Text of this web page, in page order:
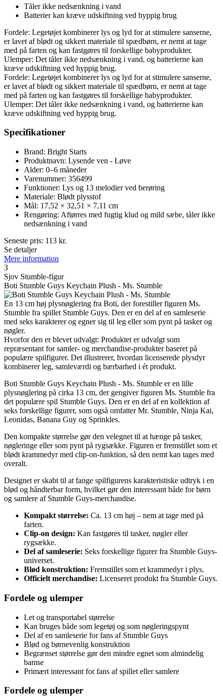
Tåler ikke nedsænkning i vand
Batterier kan kræve udskiftning ved hyppig brug
Fordele: Legetøjet kombinerer lys og lyd for at stimulere sanserne,
er lavet af blødt og sikkert materiale til spædbørn, er nemt at tage
med på farten og kan fastgøres til forskellige babyprodukter.
Ulemper: Det tåler ikke nedsænkning i vand, og batterierne kan
kræve udskiftning ved hyppig brug.
Fordele: Legetøjet kombinerer lys og lyd for at stimulere sanserne,
er lavet af blødt og sikkert materiale til spædbørn, er nemt at tage
med på farten og kan fastgøres til forskellige babyprodukter.
Ulemper: Det tåler ikke nedsænkning i vand, og batterierne kan
kræve udskiftning ved hyppig brug.
Specifikationer
Brand: Bright Starts
Produktnavn: Lysende ven - Løve
Alder: 0–6 måneder
Varenummer: 356499
Funktioner: Lys og 13 melodier ved berøring
Materiale: Blødt plysstof
Mål: 17,52 × 32,51 × 7,11 cm
Rengøring: Aftørres med fugtig klud og mild sæbe, tåler ikke
nedsænkning i vand
Seneste pris: 113 kr.
Se detaljer
Mere information
3
Sjov Stumble-figur
Boti Stumble Guys Keychain Plush - Ms. Stumble
En 13 cm høj plysnøglering fra Boti, der forestiller figuren Ms.
Stumble fra spillet Stumble Guys. Den er en del af en samleserie
med seks karakterer og egner sig til leg eller som pynt på tasker og
nøgler.
Hvorfor den er blevet udvalgt: Produktet er udvalgt som
repræsentant for samler- og merchandise-produkter baseret på
populære spilfigurer. Det illustrerer, hvordan licenserede plysdyr
kombinerer leg, samleværdi og bærbarhed i ét produkt.
Boti Stumble Guys Keychain Plush - Ms. Stumble er en lille
plysnøglering på cirka 13 cm, der gengiver figuren Ms. Stumble fra
det populære spil Stumble Guys. Den er en del af en kollektion af
seks forskellige figurer, som også omfatter Mr. Stumble, Ninja Kai,
Leonidas, Banana Guy og Sprinkles.
Den kompakte størrelse gør den velegnet til at hænge på tasker,
nøgleringe eller som pynt på rygsække. Figuren er fremstillet som et
blødt krammedyr med clip-on-funktion, så den nemt kan tages med
overalt.
Designet er skabt til at fange spilfigurens karakteristiske udtryk i en
blød og håndterbar form, hvilket gør den interessant både for børn
og samlere af Stumble Guys-merchandise.
Kompakt størrelse: Ca. 13 cm høj – nem at tage med på
farten.
Clip-on design: Kan fastgøres til tasker, nøgler eller
rygsække.
Del af samleserie: Seks forskellige figurer fra Stumble Guys-
universet.
Blød konstruktion: Fremstillet som et krammedyr i plys.
Officielt merchandise: Licenseret produkt fra Stumble Guys.
Fordele og ulemper
Let og transportabel størrelse
Kan bruges både som legetøj og som nøgleringspynt
Del af en samleserie for fans af Stumble Guys
Blød og børnevenlig konstruktion
Begrænset størrelse gør den mindre egnet som almindelig
bamse
Primært interessant for fans af spillet eller samlere
Fordele og ulemper